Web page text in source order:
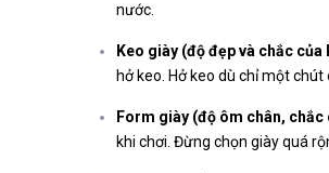
nước.
Keo giày (độ đẹp và chắc của
hở keo. Hở keo dù chỉ một
Form giày (độ ôm chân, chắc
khi chơi. Đừng chọn giày quá